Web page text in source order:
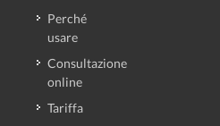
Perché
usare
Consultazione
online
Tariffa